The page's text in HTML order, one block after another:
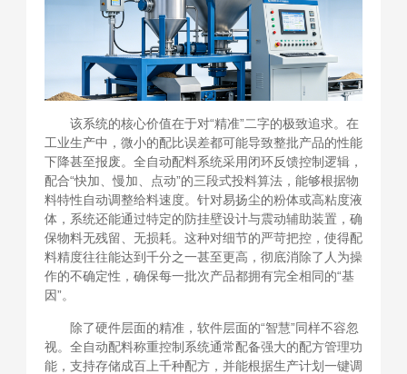
该系统的核心价值在于对“精准”二字的极致追求。在
工业生产中，微小的配比误差都可能导致整批产品的性能
下降甚至报废。全自动配料系统采用闭环反馈控制逻辑，
配合“快加、慢加、点动”的三段式投料算法，能够根据物
料特性自动调整给料速度。针对易扬尘的粉体或高粘度液
体，系统还能通过特定的防挂壁设计与震动辅助装置，确
保物料无残留、无损耗。这种对细节的严苛把控，使得配
料精度往往能达到千分之一甚至更高，彻底消除了人为操
作的不确定性，确保每一批次产品都拥有完全相同的“基
因”。
除了硬件层面的精准，软件层面的“智慧”同样不容忽
视。全自动配料称重控制系统通常配备强大的配方管理功
能，支持存储成百上千种配方，并能根据生产计划一键调